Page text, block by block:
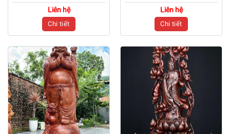
Mun Hoa
Liên hệ
Chi tiết
Liên hệ
Chi tiết